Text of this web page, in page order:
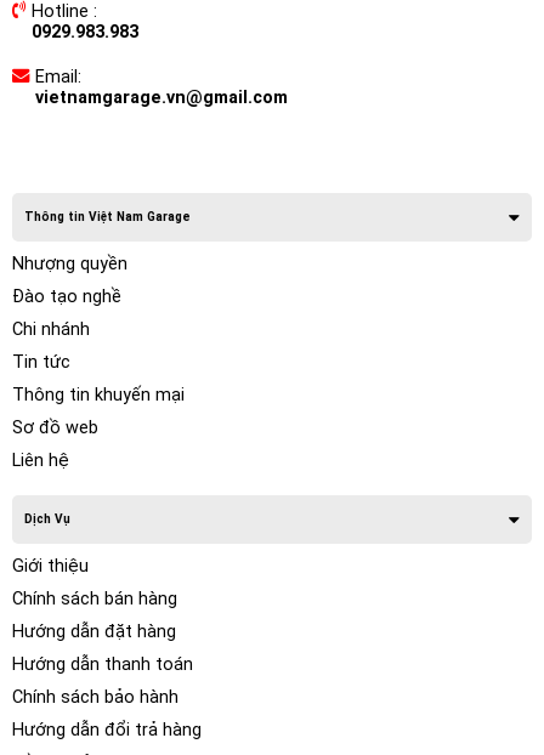
Hotline :
0929.983.983
Email:
vietnamgarage.vn@gmail.com
Thông tin Việt Nam Garage
Nhượng quyền
Đào tạo nghề
Chi nhánh
Tin tức
Thông tin khuyến mại
Sơ đồ web
Liên hệ
Dịch Vụ
Giới thiệu
Chính sách bán hàng
Hướng dẫn đặt hàng
Hướng dẫn thanh toán
Chính sách bảo hành
Hướng dẫn đổi trả hàng